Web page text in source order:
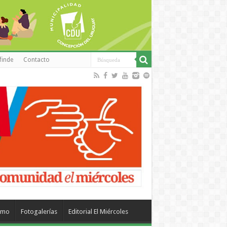
Contacto
Fotogalerías Editorial El Miércoles